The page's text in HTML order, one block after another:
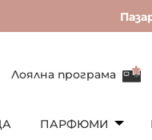
Лоялна програма
ПАРФЮМИ